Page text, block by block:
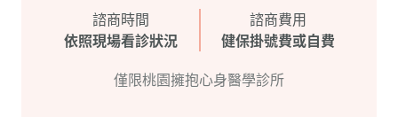
諮商時間
依照現場看診狀況
諮商費用
健保掛號費或自費
僅限桃園擁抱心身醫學診所